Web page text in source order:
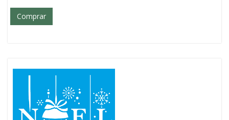
Comprar